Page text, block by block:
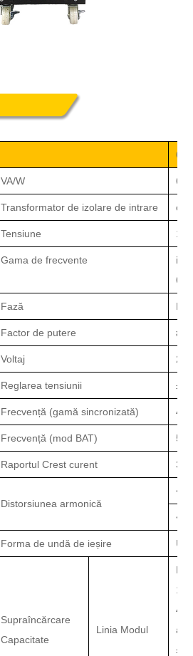
6
VA/W 6
Transformator de izolare de intrare
Tensiune
Gama de frecvente
60
Fază
Factor de putere
Voltaj
Reglarea tensiunii ±
Frecvență (gamă sincronizată) 4
Frecvență (mod BAT) 50/
Raportul Crest curent 3:1
Distorsiunea armonică
Forma de undă de ieșire
Supraîncărcare
Capacitate
Linia Modul
±